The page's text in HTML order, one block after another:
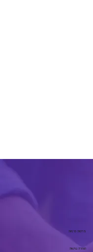
מדיניות פרטיות
הצהרת נגישות